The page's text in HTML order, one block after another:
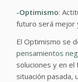
-Optimismo:
futuro será mejor
El Optimismo se
pensamientos
soluciones y en
situación pasada,